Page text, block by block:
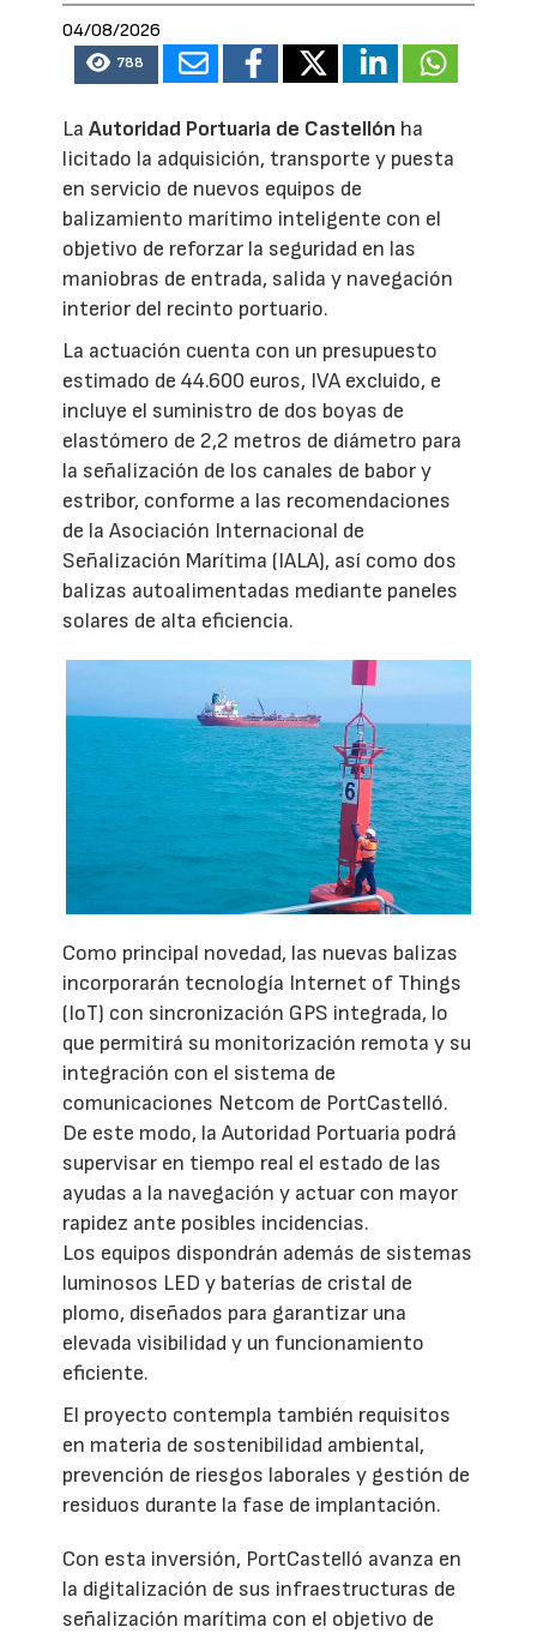
04/08/2026
788
LaAutoridad Portuaria de Castellón ha
licitado la adquisición, transporte y puesta
en servicio de nuevos equipos de
balizamiento marítimo inteligente con el
objetivo de reforzar la seguridad en las
maniobras de entrada, salida y navegación
interior del recinto portuario.
La actuación cuenta con un presupuesto
estimado de 44.600 euros, IVA excluido, e
incluye el suministro de dos boyas de
elastómero de 2,2 metros de diámetro para
la señalización de los canales de babor y
estribor, conforme a las recomendaciones
de la Asociación Internacional de
Señalización Marítima (IALA), así como dos
balizas autoalimentadas mediante paneles
solares de alta eficiencia.
Como principal novedad, las nuevas balizas
incorporarán tecnología Internet of Things
(IoT) con sincronización GPS integrada, lo
que permitirá su monitorización remota y su
integración con el sistema de
comunicaciones Netcom de PortCastelló.
De este modo, la Autoridad Portuaria podrá
supervisar en tiempo real el estado de las
ayudas a la navegación y actuar con mayor
rapidez ante posibles incidencias.
Los equipos dispondrán además de sistemas
luminosos LED y baterías de cristal de
plomo, diseñados para garantizar una
elevada visibilidad y un funcionamiento
eficiente.
El proyecto contempla también requisitos
en materia de sostenibilidad ambiental,
prevención de riesgos laborales y gestión de
residuos durante la fase de implantación.
Con esta inversión, PortCastelló avanza en
la digitalización de sus infraestructuras de
señalización marítima con el objetivo de